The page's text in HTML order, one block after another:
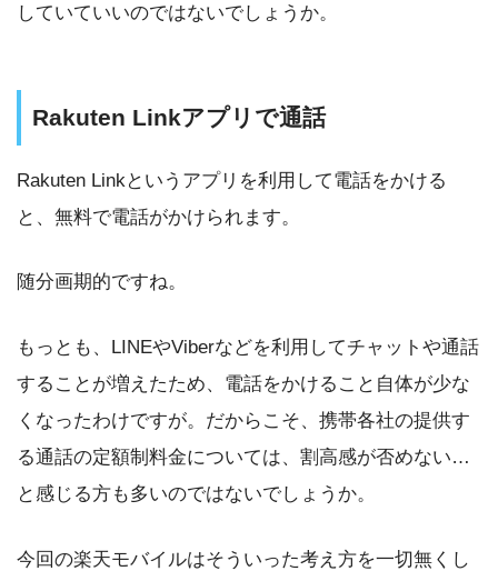
していていいのではないでしょうか。
Rakuten Linkアプリで通話
Rakuten Linkというアプリを利用して電話をかける
と、無料で電話がかけられます。
随分画期的ですね。
もっとも、LINEやViberなどを利用してチャットや通話
することが増えたため、電話をかけること自体が少な
くなったわけですが。だからこそ、携帯各社の提供す
る通話の定額制料金については、割高感が否めない…
と感じる方も多いのではないでしょうか。
今回の楽天モバイルはそういった考え方を一切無くし